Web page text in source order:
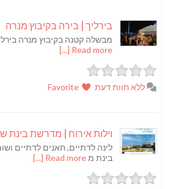
בירליך | בירה בקיבוץ מנרה
מבשלה קטנה בקיבוץ מנרה
Read more [...]
ללא חוות דעת
וילות אירוח | מדרשת בינת
לינה לדתיים, חאנים לדתיים
בינת מRead more [...]